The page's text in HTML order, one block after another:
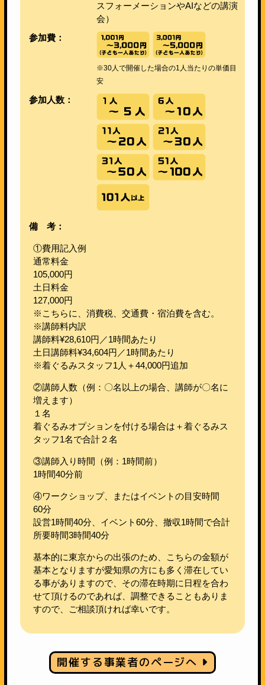
スフォーメーションやAIなどの講演
会）
参加費：
※30人で開催した場合の1人当たりの単価目
安
参加人数：
備 考：
①費用記入例
通常料金
105,000円
土日料金
127,000円
※こちらに、消費税、交通費・宿泊費を含む。
※講師料内訳
講師料¥28,610円／1時間あたり
土日講師料¥34,604円／1時間あたり
※着ぐるみスタッフ1人＋44,000円追加
②講師人数（例：〇名以上の場合、講師が〇名に
増えます）
１名
着ぐるみオプションを付ける場合は＋着ぐるみス
タッフ1名で合計２名
③講師入り時間（例：1時間前）
1時間40分前
④ワークショップ、またはイベントの目安時間
60分
設営1時間40分、イベント60分、撤収1時間で合計
所要時間3時間40分
基本的に東京からの出張のため、こちらの金額が
基本となりますが愛知県の方にも多く滞在してい
る事がありますので、その滞在時期に日程を合わ
せて頂けるのであれば、調整できることもありま
すので、ご相談頂ければ幸いです。
開催する事業者のページへ